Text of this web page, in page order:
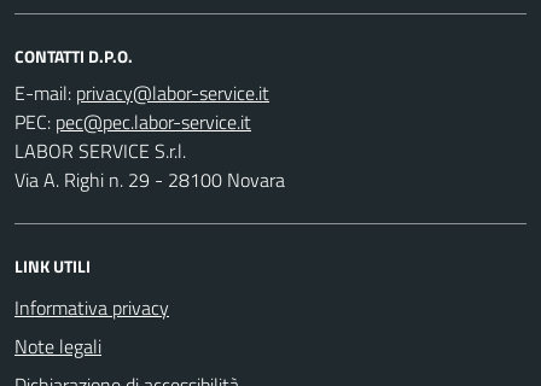
CONTATTI D.P.O.
E-mail:
PEC:
LABOR SERVICE S.r.l.
Via A. Righi n. 29 - 28100 Novara
LINK UTILI
Informativa privacy
Note legali